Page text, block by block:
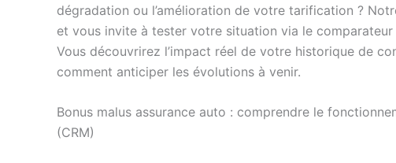
dégradation ou l’amélioration de votre tarification ?
et vous invite à tester votre situation via le comparateur
Vous découvrirez l’impact réel de votre historique de
comment anticiper les évolutions à venir.
Bonus malus assurance auto : comprendre le
(CRM)